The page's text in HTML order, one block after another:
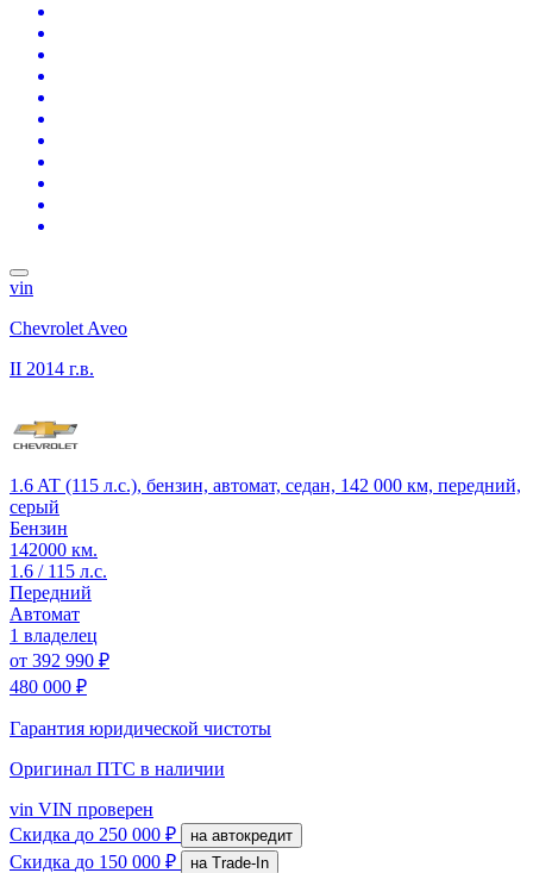
vin
Chevrolet Aveo
II 2014 г.в.
1.6 AT (115 л.с.), бензин, автомат, седан, 142 000 км, передний,
серый
Бензин
142000 км.
1.6 / 115 л.с.
Передний
Автомат
1 владелец
от 392 990 ₽
480 000 ₽
Гарантия юридической чистоты
Оригинал ПТС в наличии
vin VIN проверен
Скидка до 250 000 ₽ на автокредит
Скидка до 150 000 ₽
на Trade-In